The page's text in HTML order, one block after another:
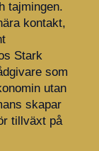
tajmingen.
kontakt,
Stark
som
utan
skapar
tillväxt på